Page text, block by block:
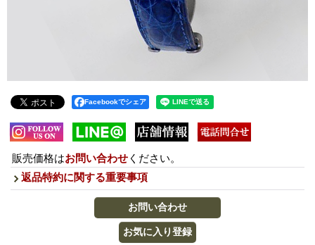
Facebookでシェア
販売価格はお問い合わせ ください。
返品特約に関する重要事項